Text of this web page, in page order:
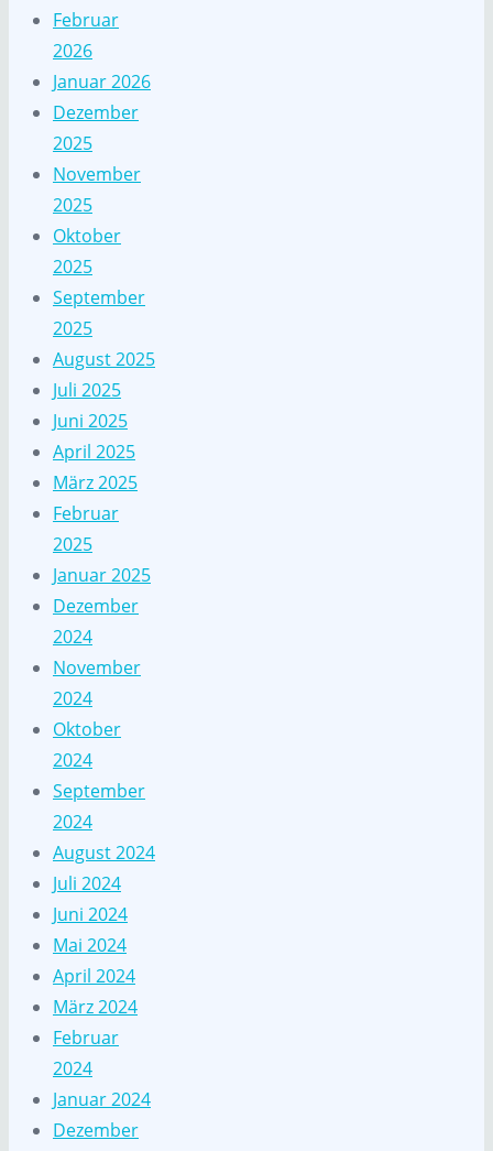
Februar
2026
Januar 2026
Dezember
2025
November
2025
Oktober
2025
September
2025
August 2025
Juli 2025
Juni 2025
April 2025
März 2025
Februar
2025
Januar 2025
Dezember
2024
November
2024
Oktober
2024
September
2024
August 2024
Juli 2024
Juni 2024
Mai 2024
April 2024
März 2024
Februar
2024
Januar 2024
Dezember